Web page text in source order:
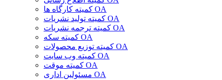
کمیته کارگاه ها OA
کمیته تولید نشریات OA
کمیته ترجمه نشریات OA
کمیته سکه OA
کمیته توزیع محصولات OA
کمیته وب سایت OA
کمیته موقت OA
مسئولین اداری OA